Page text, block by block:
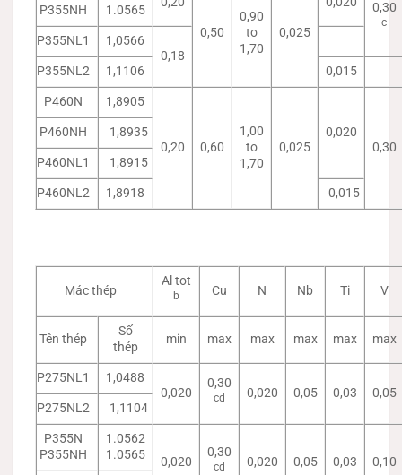
P355NH
1.0565
0,50
0,90
to
1,70
0,025
0,30
c
P355NL1
1,0566
0,18
P355NL2
1,1106
0,015
P460N
1,8905
0,20 0,60
1,00
to
1,70
0,025
0,020
0,30
P460NH
1,8935
P460NL1
1,8915
P460NL2
1,8918 0,015
Mác thép
Al tot
b Cu N Nb Ti V
Tên thép
Số
thép
min max max max max max
P275NL1
1,0488
0,020
0,30
cd 0,020 0,05 0,03
0,05
P275NL2
1,1104
P355N
P355NH
1.0562
1.0565
0,020
0,30
cd 0,020 0,05 0,03
0,10